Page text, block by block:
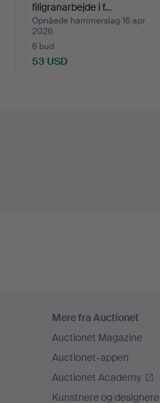
filigranarbejde i f…
Opnåede hammerslag 16 apr
2026
6 bud
53 USD
Mere fra Auctionet
Auctionet Magazine
Auctionet-appen
Auctionet Academy
Kunstnere og designere